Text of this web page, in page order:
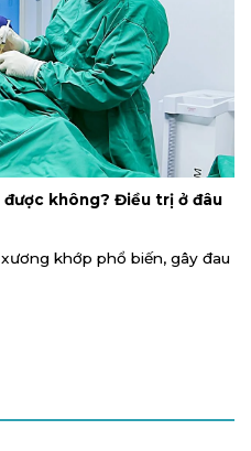
không? Điều trị ở đâu
khớp phổ biến, gây đau